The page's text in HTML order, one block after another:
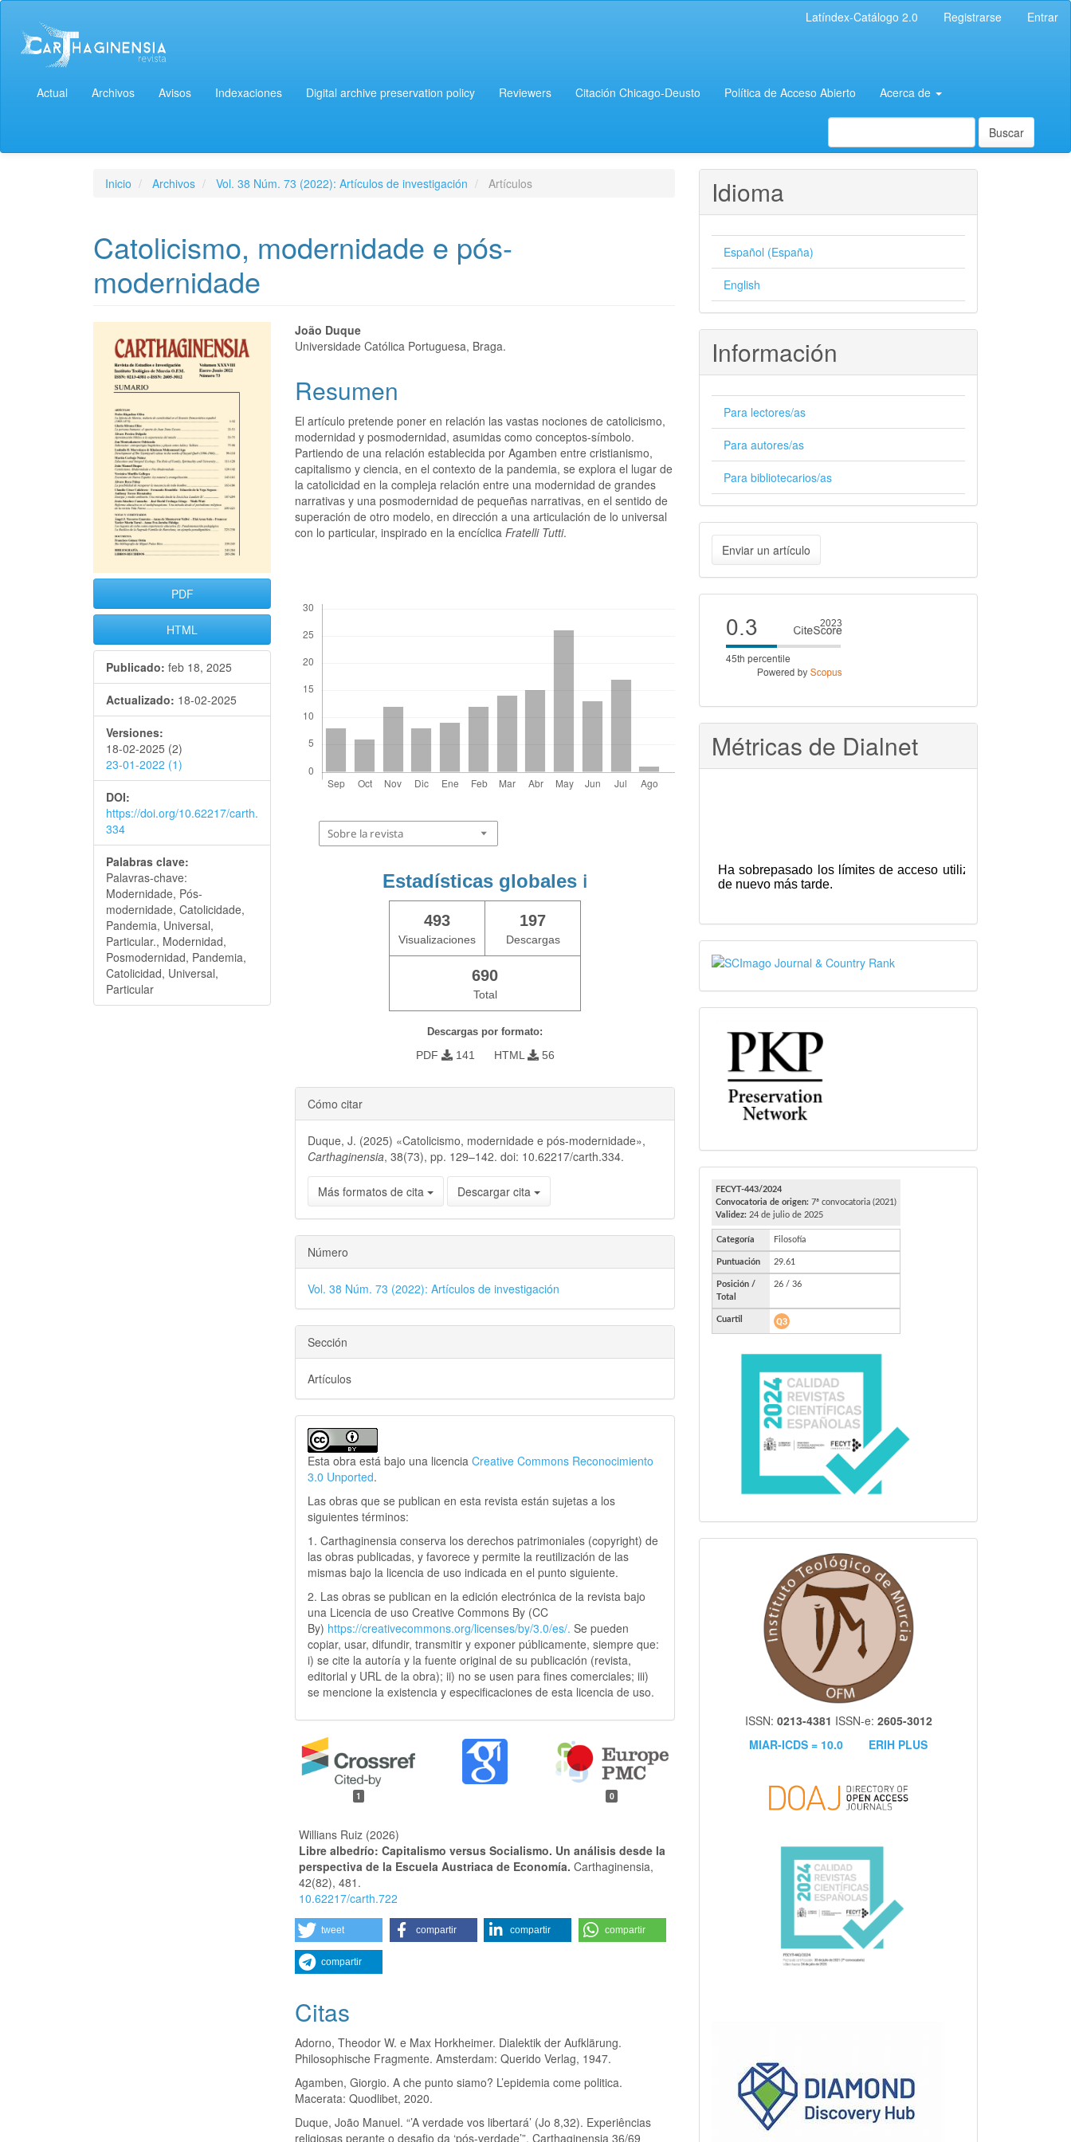
Latíndex-Catálogo 2.0 Registrarse Entrar
Actual Archivos Avisos Indexaciones Digital archive preservation policy Reviewers Citación Chicago-Deusto Política de Acceso Abierto Acerca de
Buscar
Inicio Archivos Vol. 38 Núm. 73 (2022): Artículos de investigación Artículos
Catolicismo, modernidade e pós-
modernidade
PDF
HTML
Publicado: feb 18, 2025
Actualizado: 18-02-2025
Versiones:
18-02-2025 (2)
23-01-2022 (1)
DOI:
https://doi.org/10.62217/carth.
334
Palabras clave:
Palavras-chave:
Modernidade, Pós-
modernidade, Catolicidade,
Pandemia, Universal,
Particular., Modernidad,
Posmodernidad, Pandemia,
Catolicidad, Universal,
Particular
João Duque
Universidade Católica Portuguesa, Braga.
Resumen
El artículo pretende poner en relación las vastas nociones de catolicismo,
modernidad y posmodernidad, asumidas como conceptos-símbolo.
Partiendo de una relación establecida por Agamben entre cristianismo,
capitalismo y ciencia, en el contexto de la pandemia, se explora el lugar de
la catolicidad en la compleja relación entre una modernidad de grandes
narrativas y una posmodernidad de pequeñas narrativas, en el sentido de
superación de otro modelo, en dirección a una articulación de lo universal
con lo particular, inspirado en la encíclicaFratelli Tutti.
Sobre la revista
Estadísticas globales ℹ️
493
Visualizaciones
197
Descargas
690
Total
Descargas por formato:
PDF 141 HTML 56
Cómo citar
Duque, J. (2025) «Catolicismo, modernidade e pós-modernidade»,
Carthaginensia, 38(73), pp. 129–142. doi: 10.62217/carth.334.
Más formatos de cita Descargar cita
Número
Vol. 38 Núm. 73 (2022): Artículos de investigación
Sección
Artículos
Esta obra está bajo una licenciaCreative Commons Reconocimiento
3.0 Unported.
Las obras que se publican en esta revista están sujetas a los
siguientes términos:
1. Carthaginensia conserva los derechos patrimoniales (copyright) de
las obras publicadas, y favorece y permite la reutilización de las
mismas bajo la licencia de uso indicada en el punto siguiente.
2. Las obras se publican en la edición electrónica de la revista bajo
una Licencia de uso Creative Commons By (CC
By) https://creativecommons.org/licenses/by/3.0/es/.Se pueden
copiar, usar, difundir, transmitir y exponer públicamente, siempre que:
i) se cite la autoría y la fuente original de su publicación (revista,
editorial y URL de la obra); ii) no se usen para fines comerciales; iii)
se mencione la existencia y especificaciones de esta licencia de uso.
1 0
Willians Ruiz (2026)
Libre albedrío: Capitalismo versus Socialismo. Un análisis desde la
perspectiva de la Escuela Austriaca de Economía.Carthaginensia,
42(82),481.
10.62217/carth.722
tweet compartir compartir compartir
compartir
Citas
Adorno, Theodor W. e Max Horkheimer. Dialektik der Aufklärung.
Philosophische Fragmente. Amsterdam: Querido Verlag, 1947.
Agamben, Giorgio. A che punto siamo? L’epidemia come politica.
Macerata: Quodlibet, 2020.
Duque, João Manuel. “’A verdade vos libertará’ (Jo 8,32). Experiências
religiosas perante o desafio da ‘pós-verdade’”, Carthaginensia 36/69
Idioma
Español (España)
English
Información
Para lectores/as
Para autores/as
Para bibliotecarios/as
Enviar
un
artículo
Enviar un artículo
Cite
score
Métricas de Dialnet
SJR
PKP
FECYT
ISSN: 0213-4381 ISSN-e: 2605-3012
MIAR-ICDS = 10.0
ERIH PLUS